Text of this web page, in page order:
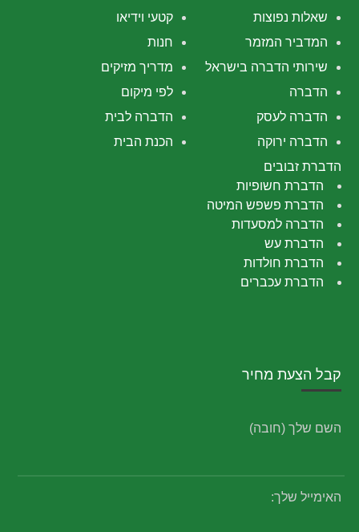
קטעי וידיאו
שאלות נפוצות
חנות
המדביר המזמר
מדריך מזיקים
שירותי הדברה בישראל
לפי מיקום
הדברה
הדברה לבית
הדברה לעסק
הכנת הבית
הדברה ירוקה
הדברת זבובים
הדברת חשופיות
הדברת פשפש המיטה
הדברה למסעדות
הדברת עש
הדברת חולדות
הדברת עכברים
קבל הצעת מחיר
השם שלך (חובה)
האימייל שלך: